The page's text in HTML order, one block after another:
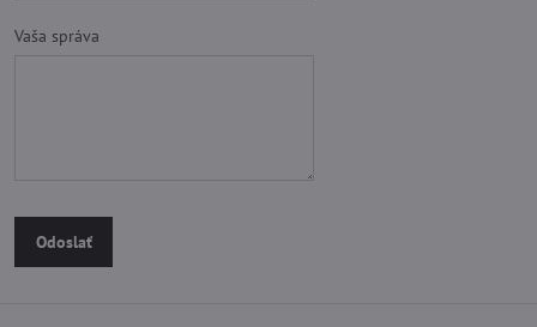
Vaša správa
Odoslať